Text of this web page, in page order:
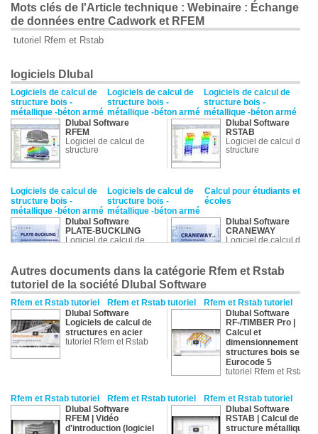
Mots clés de l'Article technique : Webinaire : Échange
de données entre Cadwork et RFEM
tutoriel Rfem et Rstab
logiciels Dlubal
Logiciels de calcul de
structure bois -
métallique -béton armé
Logiciels de calcul de
structure bois -
métallique -béton armé
Logiciels de calcul de
structure bois -
métallique -béton armé
Dlubal Software
RFEM
Logiciel de calcul de
structure
Dlubal Software
RSTAB
Logiciel de calcul de
structure
Logiciels de calcul de
structure bois -
métallique -béton armé
Logiciels de calcul de
structure bois -
métallique -béton armé
Calcul pour étudiants et
écoles
Dlubal Software
PLATE-BUCKLING
Logiciel de calcul de
Dlubal Software
CRANEWAY
Logiciel de calcul de
Calcul pour étudiants et
écoles
Dlubal Software
RFEM pour écoles
Logiciel pour école
Autres documents dans la catégorie Rfem et Rstab
tutoriel de la société Dlubal Software
Rfem et Rstab tutoriel Rfem et Rstab tutoriel
Rfem et Rstab tutoriel
Dlubal Software
Logiciels de calcul de
structures en acier
tutoriel Rfem et Rstab
Dlubal Software
RF-/TIMBER Pro |
Calcul et
dimensionnement de
structures bois selon
Eurocode 5
tutoriel Rfem et Rstab
Rfem et Rstab tutoriel Rfem et Rstab tutoriel
Rfem et Rstab tutoriel
Dlubal Software
RFEM | Vidéo
d'introduction (logiciel
Dlubal Software
RSTAB | Calcul de
structure métallique